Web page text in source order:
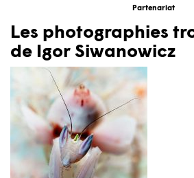
Partenariat
Les photographies
de Igor Siwanowicz